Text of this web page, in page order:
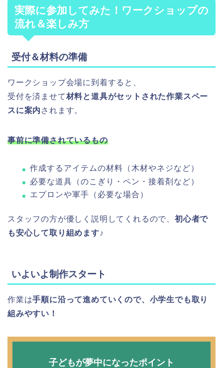
実際に参加してみた！ワークショップの
流れ＆楽しみ方
受付＆材料の準備
ワークショップ会場に到着すると、
受付を済ませて材料と道具がセットされた作業スペー
スに案内 されます。
事前に準備されているもの
作成するアイテムの材料（木材やネジなど）
必要な道具（のこぎり・ペン・接着剤など）
エプロンや軍手（必要な場合）
スタッフの方が優しく説明してくれるので、 初心者で
も安心して取り組めます♪
いよいよ制作スタート
作業は手順に沿って進めていくので、小学生でも取り
組みやすい！
子どもが夢中になったポイント